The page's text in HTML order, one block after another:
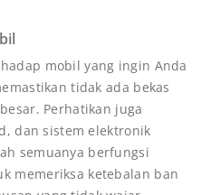
mobil yang ingin Anda
tidak ada bekas
Perhatikan juga
dan sistem elektronik
semuanya berfungsi
memeriksa ketebalan ban